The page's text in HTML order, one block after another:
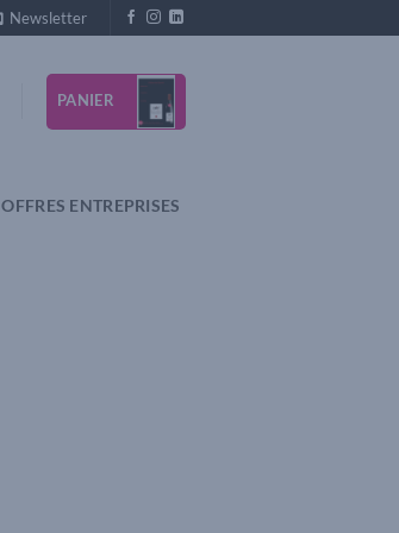
Newsletter
PANIER
OFFRES ENTREPRISES